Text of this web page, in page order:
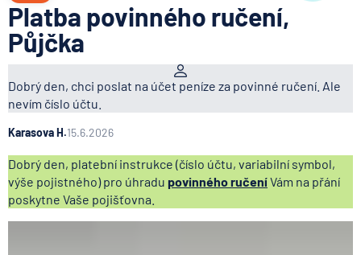
Platba povinného ručení,
Půjčka
Dobrý den, chci poslat na účet peníze za povinné ručení. Ale
nevím číslo účtu.
Karasova H.15.6.2026
Dobrý den, platební instrukce (číslo účtu, variabilní symbol,
výše pojistného) pro úhradu povinného ručeníVám na přání
poskytne Vaše pojišťovna.